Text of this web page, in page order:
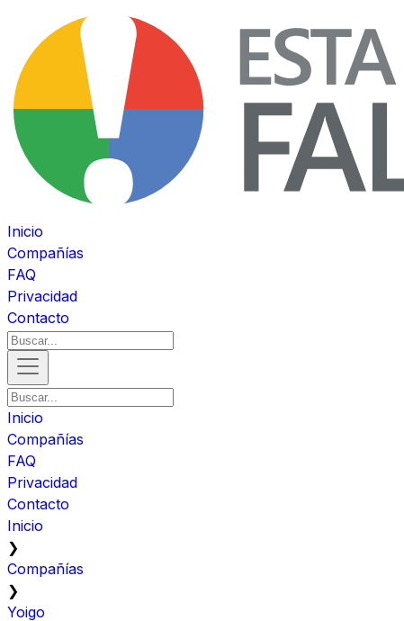
Inicio
Compañías
FAQ
Privacidad
Contacto
Inicio
Compañías
FAQ
Privacidad
Contacto
Inicio
❯
Compañías
❯
Yoigo